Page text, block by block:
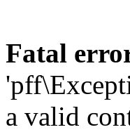
Fatal
a valid